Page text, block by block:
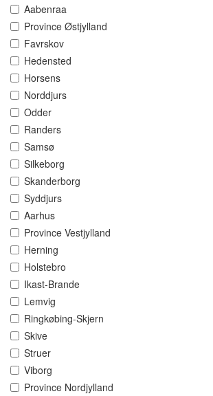
Aabenraa
Province Østjylland
Favrskov
Hedensted
Horsens
Norddjurs
Odder
Randers
Samsø
Silkeborg
Skanderborg
Syddjurs
Aarhus
Province Vestjylland
Herning
Holstebro
Ikast-Brande
Lemvig
Ringkøbing-Skjern
Skive
Struer
Viborg
Province Nordjylland